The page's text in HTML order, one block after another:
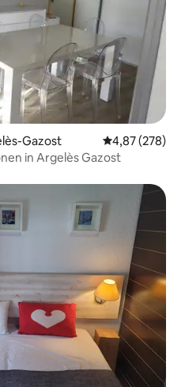
Gazost
4,87 (278)
in Argelès Gazost